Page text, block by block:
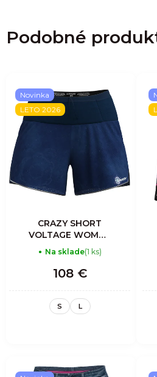
Podobné
Novinka
LETO 2026
CRAZY SHORT
VOLTAGE WOMAN
PRINT MANDALA
Na sklade(1 ks)
108 €
S L